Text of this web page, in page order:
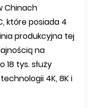
Chinach
które posiada 4
produkcyjna tej
na
18 tys. służy
4K, 8K i